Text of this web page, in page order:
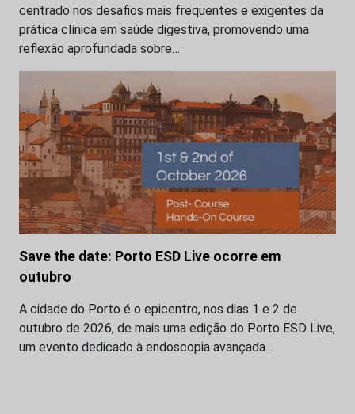
centrado nos desafios mais frequentes e exigentes da
prática clínica em saúde digestiva, promovendo uma
reflexão aprofundada sobre…
Save the date: Porto ESD Live ocorre em
outubro
A cidade do Porto é o epicentro, nos dias 1 e 2 de
outubro de 2026, de mais uma edição do Porto ESD Live,
um evento dedicado à endoscopia avançada…